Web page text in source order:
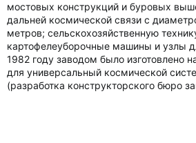
мостовых конструкций и буровых
дальней космической связи с
метров; сельскохозяйственную
картофелеуборочные машины и узлы
1982 году заводом было изготовлено
для универсальный космической
(разработка конструкторского бюро